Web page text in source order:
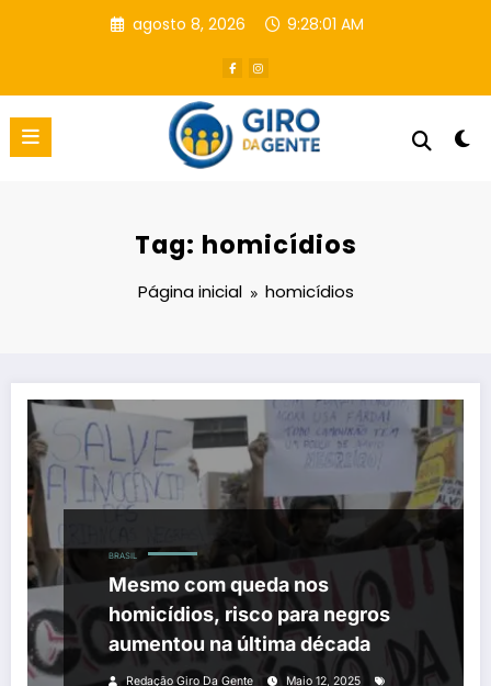
agosto 8, 2026 9:28:02 AM
Tag: homicídios
Página inicial homicídios
BRASIL
Mesmo com queda nos
homicídios, risco para negros
aumentou na última década
Redação Giro Da Gente
Maio 12, 2025